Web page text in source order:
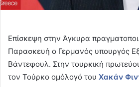
Επίσκεψη στην Άγκυρα
Παρασκευή ο Γερμανός υπουργός
Βάντεφουλ. Στην τουρκική
τον Τούρκο ομόλογό του Χακάν